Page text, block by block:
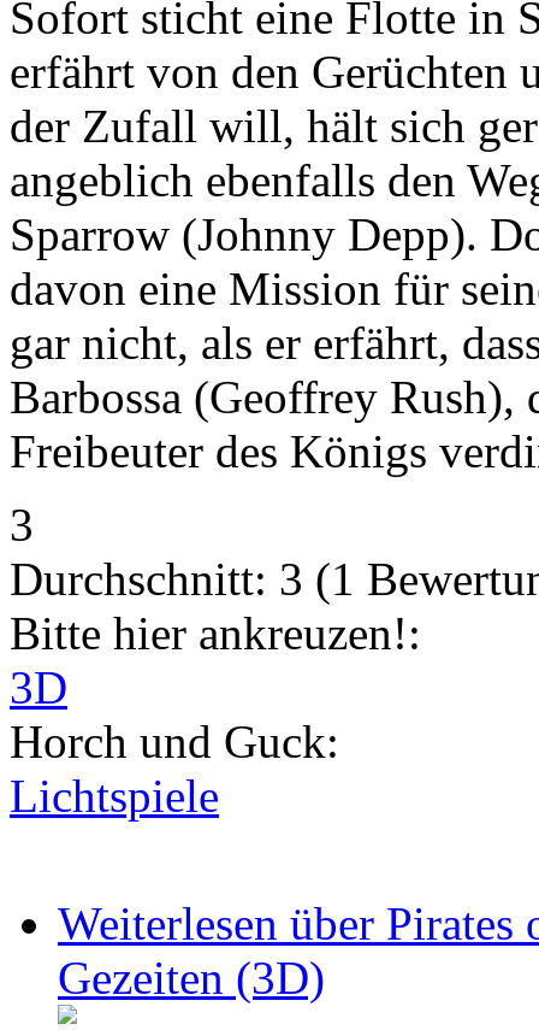
Sofort sticht eine Flotte in
erfährt von den Gerüchten
der Zufall will, hält sich
angeblich ebenfalls den
Sparrow (Johnny Depp).
davon eine Mission für
gar nicht, als er erfährt,
Barbossa (Geoffrey
Freibeuter des Königs
3
Durchschnitt: 3 (1
Bitte hier ankreuzen!:
3D
Horch und Guck:
Lichtspiele
Weiterlesen über Pirates
Gezeiten (3D)